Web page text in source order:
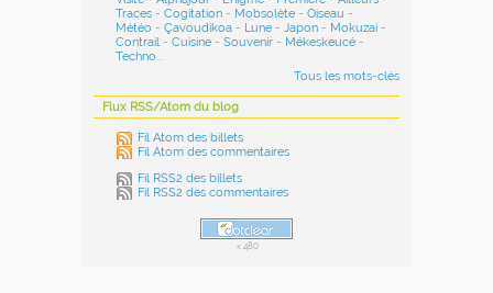
Traces -Cogitation - Mobsolète -Oiseau -
Météo -Çavoudikoa - Lune -Japon - Mokuzai -
Contrail -Cuisine -Souvenir - Mékeskeucé -
Techno...
Tous les mots-clés
Flux RSS/Atom du blog
Fil Atom des billets
Fil Atom des commentaires
Fil RSS2 des billets
Fil RSS2 des commentaires